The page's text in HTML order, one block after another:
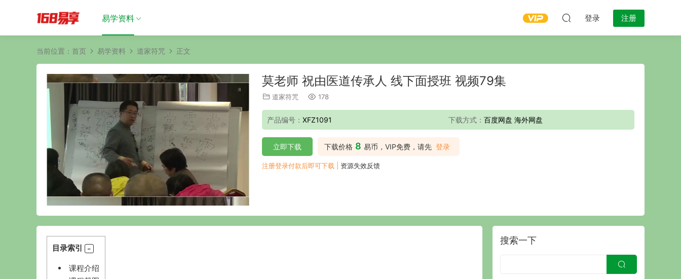
易学资料 登录 注册
当前位置： 首页 易学资料 道家符咒 正文
莫老师 祝由医道传承人 线下面授班 视频79集
道家符咒 178
产品编号： XFZ1091 下载方式： 百度网盘 海外网盘
下载价格 8 易币，VIP免费，请先 登录
立即下载
注册登录付款后即可下载 | 资源失效反馈
目录索引
课程介绍
搜索一下